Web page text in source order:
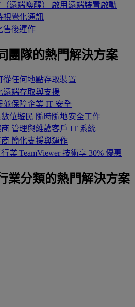
遠端喚醒）
啟用遠端裝置啟動
視覺化通訊
售後運作
團隊的熱門解決方案
從任何地點存取裝置
遠端存取與支援
並保障企業 IT 安全
位遊民 隨時隨地安全工作
管理與維護客戶 IT 系統
簡化支援與運作
業 TeamViewer 技術享 30% 優惠
業分類的熱門解決方案